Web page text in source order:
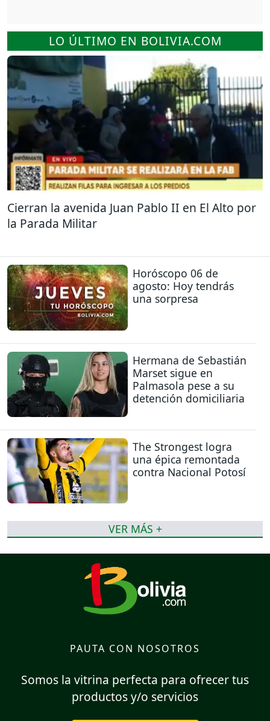
LO ÚLTIMO EN BOLIVIA.COM
Cierran la avenida Juan Pablo II en El Alto por
la Parada Militar
Horóscopo 06 de
agosto: Hoy tendrás
una sorpresa
Hermana de Sebastián
Marset sigue en
Palmasola pese a su
detención domiciliaria
The Strongest logra
una épica remontada
contra Nacional Potosí
VER MÁS +
PAUTA CON NOSOTROS
Somos la vitrina perfecta para ofrecer tus
productos y/o servicios